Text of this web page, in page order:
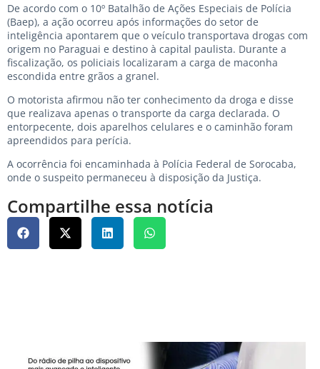
De acordo com o 10º Batalhão de Ações Especiais de Polícia
(Baep), a ação ocorreu após informações do setor de
inteligência apontarem que o veículo transportava drogas com
origem no Paraguai e destino à capital paulista. Durante a
fiscalização, os policiais localizaram a carga de maconha
escondida entre grãos a granel.
O motorista afirmou não ter conhecimento da droga e disse
que realizava apenas o transporte da carga declarada. O
entorpecente, dois aparelhos celulares e o caminhão foram
apreendidos para perícia.
A ocorrência foi encaminhada à Polícia Federal de Sorocaba,
onde o suspeito permaneceu à disposição da Justiça.
Compartilhe essa notícia